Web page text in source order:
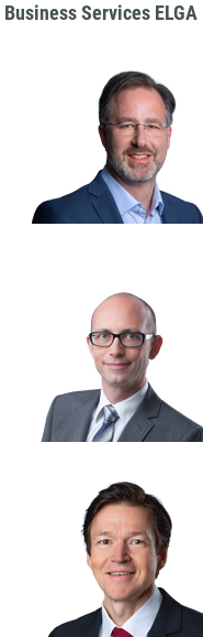
Business Services ELGA